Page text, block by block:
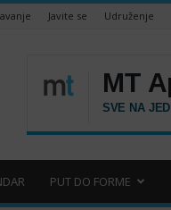
Javite se Udruženje
PUT DO FORME